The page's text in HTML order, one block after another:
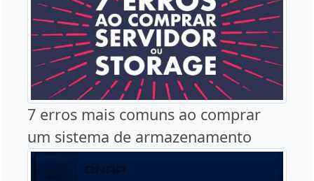
7 erros mais comuns ao comprar
um sistema de armazenamento